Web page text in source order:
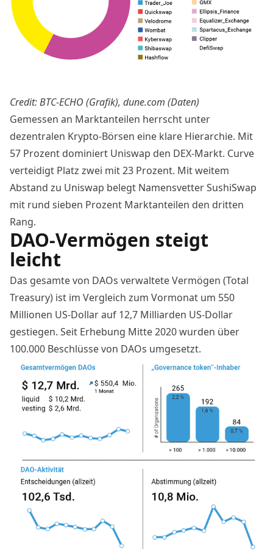
Credit: BTC-ECHO (Grafik), dune.com (Daten)
Gemessen an Marktanteilen herrscht unter
dezentralen Krypto-Börsen eine klare Hierarchie. Mit
57 Prozent dominiert Uniswap den DEX-Markt. Curve
verteidigt Platz zwei mit 23 Prozent. Mit weitem
Abstand zu Uniswap belegt Namensvetter SushiSwap
mit rund sieben Prozent Marktanteilen den dritten
Rang.
DAO-Vermögen steigt
leicht
Das gesamte von DAOs verwaltete Vermögen (Total
Treasury) ist im Vergleich zum Vormonat um 550
Millionen US-Dollar auf 12,7 Milliarden US-Dollar
gestiegen. Seit Erhebung Mitte 2020 wurden über
100.000 Beschlüsse von DAOs umgesetzt.